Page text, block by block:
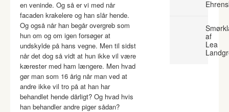
en veninde. Og så er vi med når
facaden krakelere og han slår hende.
Og også når han begår overgreb som
hun om og om igen forsøger at
undskylde på hans vegne. Men til sidst
når det dog så vidt at hun ikke vil være
kærester med ham længere. Men hvad
gør man som 16 årig når man ved at
andre ikke vil tro på at han har
behandlet hende dårligt? Og hvad hvis
han behandler andre piger sådan?
af
Lea